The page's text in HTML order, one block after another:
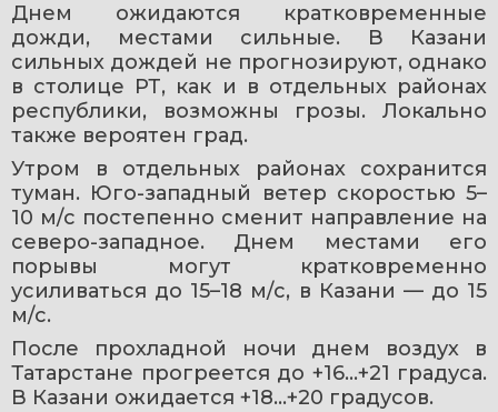
Днем ожидаются кратковременные
дожди, местами сильные. В Казани
сильных дождей не прогнозируют, однако
в столице РТ, как и в отдельных районах
республики, возможны грозы. Локально
также вероятен град.
Утром в отдельных районах сохранится
туман. Юго-западный ветер скоростью 5–
10 м/с постепенно сменит направление на
северо-западное. Днем местами его
порывы могут кратковременно
усиливаться до 15–18 м/с, в Казани — до 15
м/с.
После прохладной ночи днем воздух в
Татарстане прогреется до +16…+21 градуса.
В Казани ожидается +18…+20 градусов.